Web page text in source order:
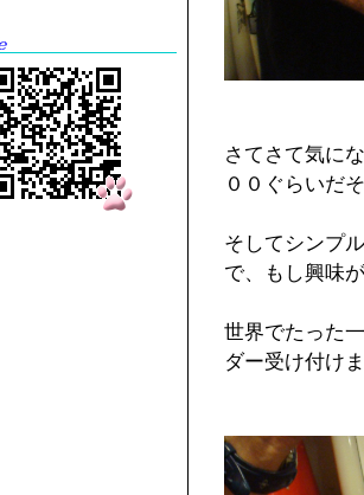
さてさて気に
００ぐらいだ
そしてシンプ
で、もし興味
世界でたった
ダー受け付け